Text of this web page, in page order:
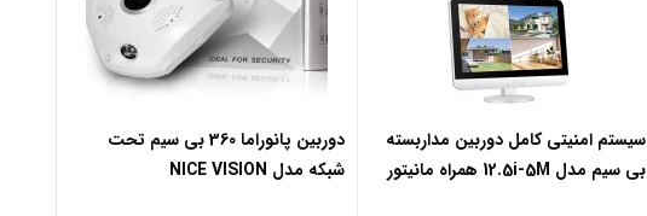
سیستم امنیتی کامل دوربین مداربسته
بی سیم مدل 12.5i-5M همراه مانیتور
دوربین پانوراما 360 بی سیم تحت
شبکه مدل NICE VISION